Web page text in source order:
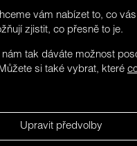
vám nabízet to, co
zjistit, co přesně to je.
tak dáváte možnost
si také vybrat, které
Upravit předvolby
maybe do not speak Czech.